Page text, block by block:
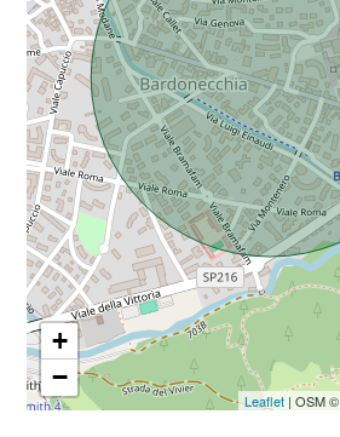
+
−
Leaflet| OSM ©
Da € 5.000.000 a € 10.000.000
Oltre € 10.000.000
Totale
mq